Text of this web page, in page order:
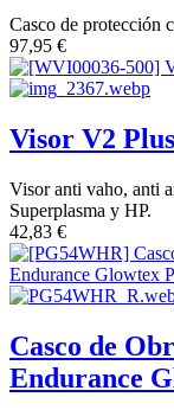
Casco de protección
97,95 €
Visor V2
Visor anti vaho, anti
Superplasma y HP.
42,83 €
Casco de
Endurance